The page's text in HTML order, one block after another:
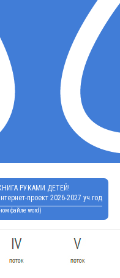
РУКАМИ ДЕТЕЙ!
проект 2026-2027 уч.год
файле word)